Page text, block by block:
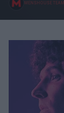
MENSHOUSE TEAM